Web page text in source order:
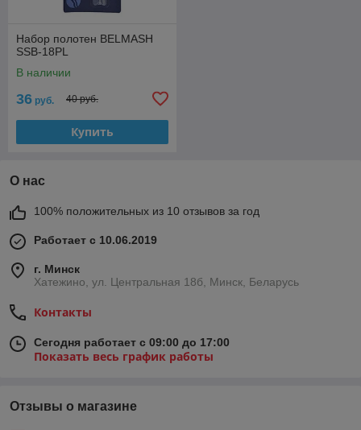
Набор полотен BELMASH
SSB-18PL
В наличии
36 руб. 40 руб.
Купить
О нас
100% положительных из 10 отзывов за год
Работает с 10.06.2019
г. Минск
Хатежино, ул. Центральная 18б, Минск, Беларусь
Контакты
Сегодня работает с 09:00 до 17:00
Показать весь график работы
Отзывы о магазине